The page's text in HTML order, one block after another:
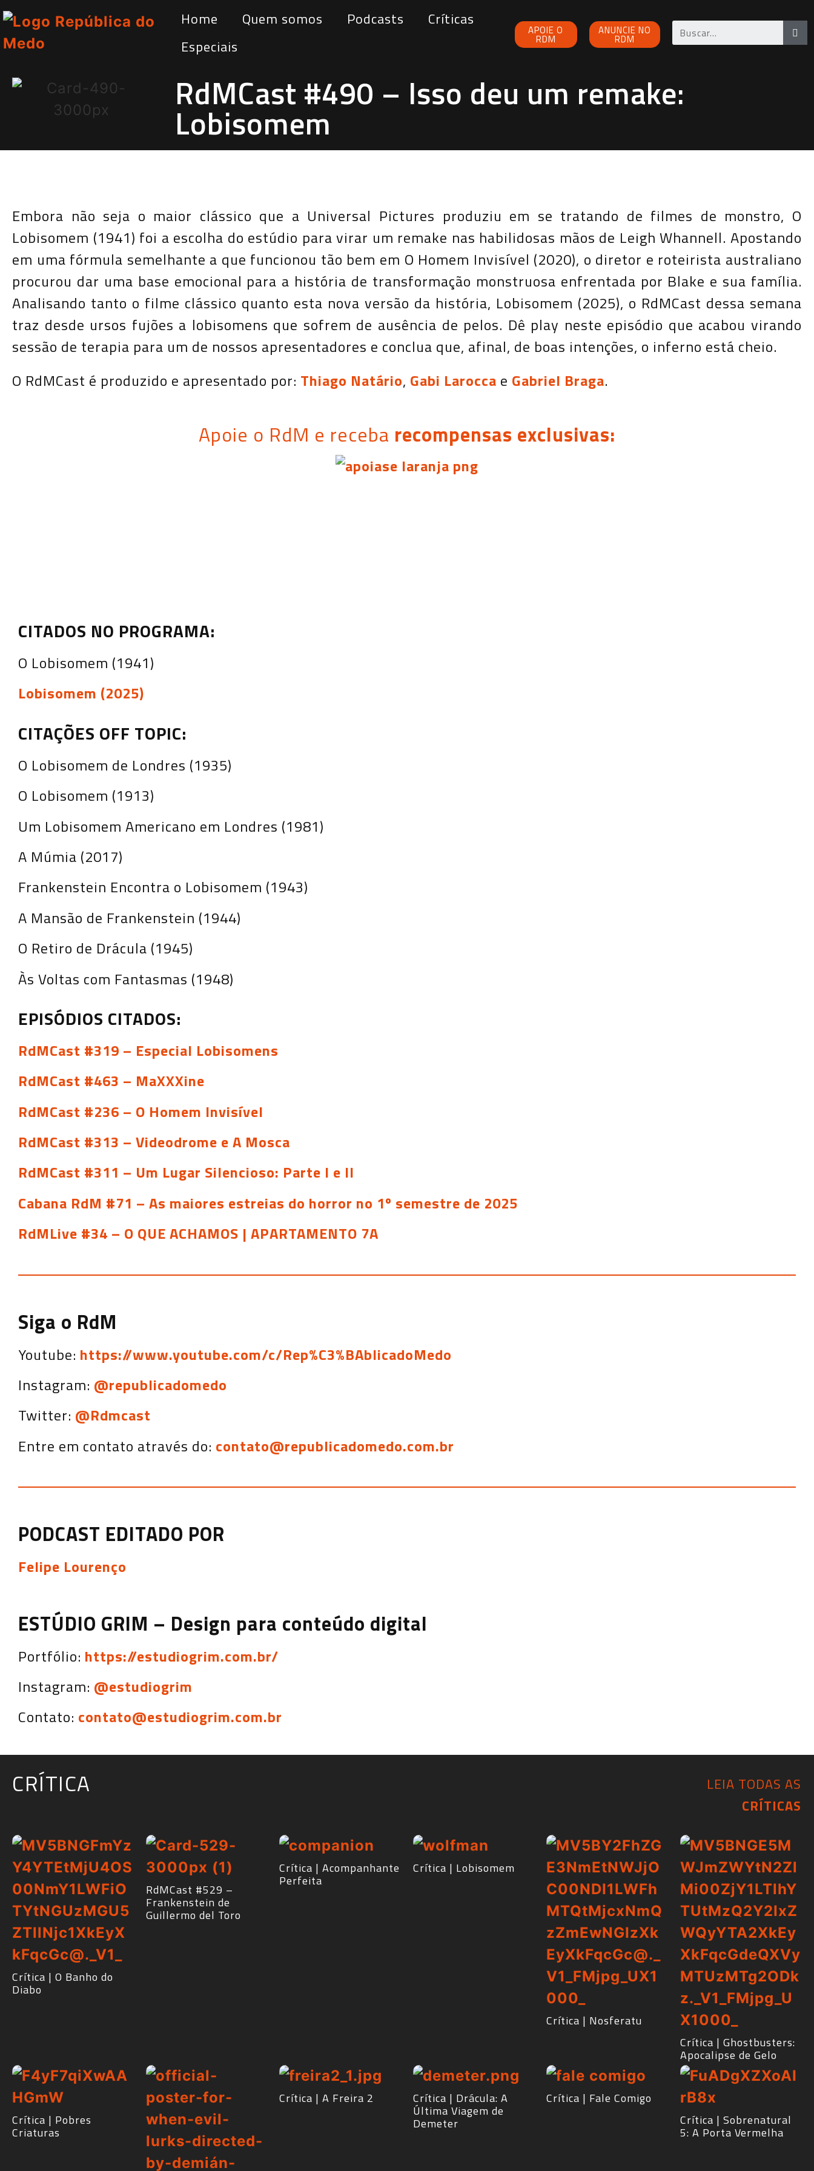
Home Quem somos Podcasts
Críticas
Especiais
APOIE O
RDM
ANUNCIE NO
RDM
RdMCast #490 – Isso deu um remake:
Lobisomem
Embora não seja o maior clássico que a Universal Pictures produziu em se tratando de filmes de monstro, O
Lobisomem (1941) foi a escolha do estúdio para virar um remake nas habilidosas mãos de Leigh Whannell. Apostando
em uma fórmula semelhante a que funcionou tão bem em O Homem Invisível (2020), o diretor e roteirista australiano
procurou dar uma base emocional para a história de transformação monstruosa enfrentada por Blake e sua família.
Analisando tanto o filme clássico quanto esta nova versão da história, Lobisomem (2025), o RdMCast dessa semana
traz desde ursos fujões a lobisomens que sofrem de ausência de pelos. Dê play neste episódio que acabou virando
sessão de terapia para um de nossos apresentadores e conclua que, afinal, de boas intenções, o inferno está cheio.
O RdMCast é produzido e apresentado por: Thiago Natário, Gabi Larocca e Gabriel Braga.
Apoie o RdM e receba recompensas exclusivas:
CITADOS NO PROGRAMA:
O Lobisomem (1941)
Lobisomem (2025)
CITAÇÕES OFF TOPIC:
O Lobisomem de Londres (1935)
O Lobisomem (1913)
Um Lobisomem Americano em Londres (1981)
A Múmia (2017)
Frankenstein Encontra o Lobisomem (1943)
A Mansão de Frankenstein (1944)
O Retiro de Drácula (1945)
Às Voltas com Fantasmas (1948)
EPISÓDIOS CITADOS:
RdMCast #319 – Especial Lobisomens
RdMCast #463 – MaXXXine
RdMCast #236 – O Homem Invisível
RdMCast #313 – Videodrome e A Mosca
RdMCast #311 – Um Lugar Silencioso: Parte I e II
Cabana RdM #71 – As maiores estreias do horror no 1º semestre de 2025
RdMLive #34 – O QUE ACHAMOS | APARTAMENTO 7A
Siga o RdM
Youtube: https://www.youtube.com/c/Rep%C3%BAblicadoMedo
Instagram: @republicadomedo
Twitter: @Rdmcast
Entre em contato através do: contato@republicadomedo.com.br
PODCAST EDITADO POR
Felipe Lourenço
ESTÚDIO GRIM – Design para conteúdo digital
Portfólio: https://estudiogrim.com.br/
Instagram: @estudiogrim
Contato: contato@estudiogrim.com.br
CRÍTICA
LEIA TODAS AS
CRÍTICAS​
Crítica | O Banho do
Diabo
RdMCast #529 –
Frankenstein de
Guillermo del Toro
Crítica | Acompanhante
Perfeita
Crítica | Lobisomem
Crítica | Nosferatu
Crítica | Ghostbusters:
Apocalipse de Gelo
Crítica | Pobres
Criaturas
Crítica | A Freira 2 Crítica | Drácula: A
Última Viagem de
Demeter
Crítica | Fale Comigo
Crítica | Sobrenatural
5: A Porta Vermelha